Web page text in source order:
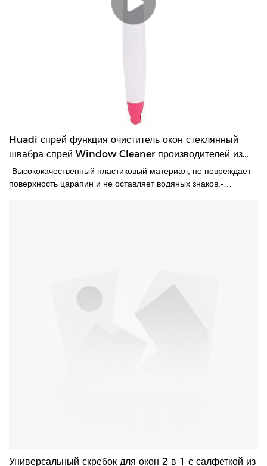
Huadi спрей функция очиститель окон стеклянный
швабра спрей Window Cleaner производителей из
Китая | ХУАДИ
-Высококачественный пластиковый материал, не повреждает
поверхность царапин и не оставляет водяных знаков.-
Универсальный скребок для окон 2 в 1 с салфеткой из